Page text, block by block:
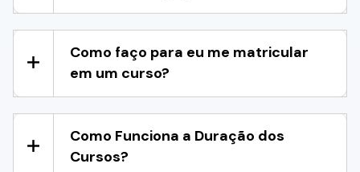
Como faço para eu me matricular
em um curso?
Como Funciona a Duração dos
Cursos?